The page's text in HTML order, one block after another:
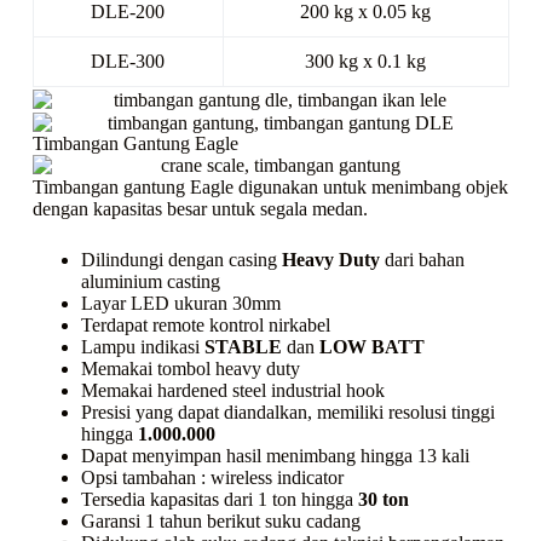
DLE-200 200 kg x 0.05 kg
DLE-300 300 kg x 0.1 kg
Timbangan Gantung Eagle
Timbangan gantung Eagle digunakan untuk menimbang objek
dengan kapasitas besar untuk segala medan.
Dilindungi dengan casing Heavy Dutydari bahan
aluminium casting
Layar LED ukuran 30mm
Terdapat remote kontrol nirkabel
Lampu indikasi STABLE dan LOW BATT
Memakai tombol heavy duty
Memakai hardened steel industrial hook
Presisi yang dapat diandalkan, memiliki resolusi tinggi
hingga 1.000.000
Dapat menyimpan hasil menimbang hingga 13 kali
Opsi tambahan : wireless indicator
Tersedia kapasitas dari 1 ton hingga 30 ton
Garansi 1 tahun berikut suku cadang